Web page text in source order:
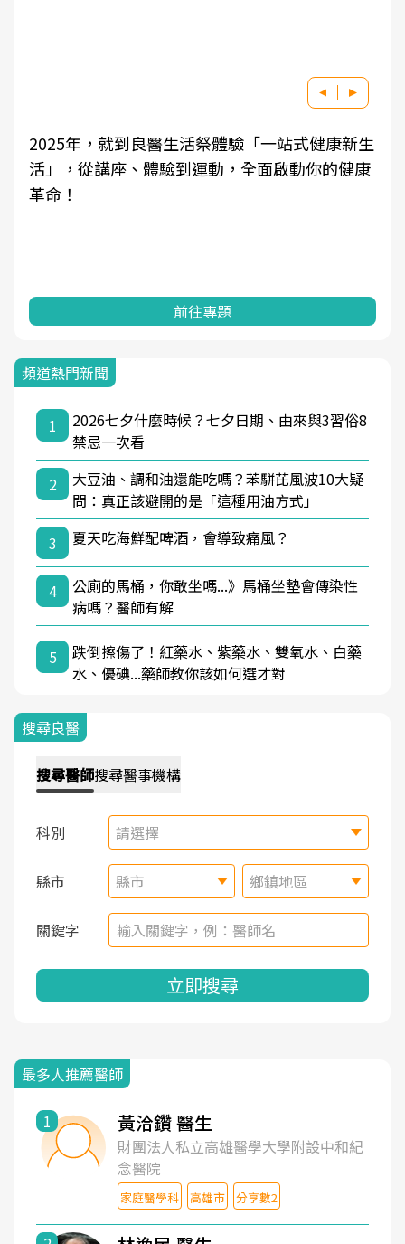
2025年，就到良醫生活祭體驗「一站式健康新生
活」，從講座、體驗到運動，全面啟動你的健康
革命！
前往專題
頻道熱門新聞
1
2026七夕什麼時候？七夕日期、由來與3習俗8
禁忌一次看
2
大豆油、調和油還能吃嗎？苯駢芘風波10大疑
問：真正該避開的是「這種用油方式」
3
夏天吃海鮮配啤酒，會導致痛風？
4
公廁的馬桶，你敢坐嗎...》馬桶坐墊會傳染性
病嗎？醫師有解
5
跌倒擦傷了！紅藥水、紫藥水、雙氧水、白藥
水、優碘...藥師教你該如何選才對
搜尋良醫
搜尋醫師搜尋醫事機構
科別 請選擇
縣市 縣市 鄉鎮地區
關鍵字
立即搜尋
最多人推薦醫師
1 黃洽鑽 醫生
財團法人私立高雄醫學大學附設中和紀
念醫院
家庭醫學科 高雄市 分享數2